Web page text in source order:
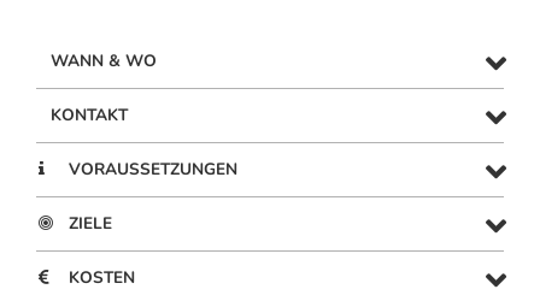
WANN & WO
KONTAKT
VORAUSSETZUNGEN
ZIELE
KOSTEN